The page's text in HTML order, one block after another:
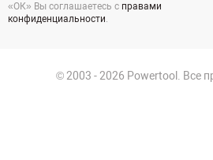
«ОК» Вы соглашаетесь с правами
конфиденциальности.
© 2003 - 2026 Powertool. Все